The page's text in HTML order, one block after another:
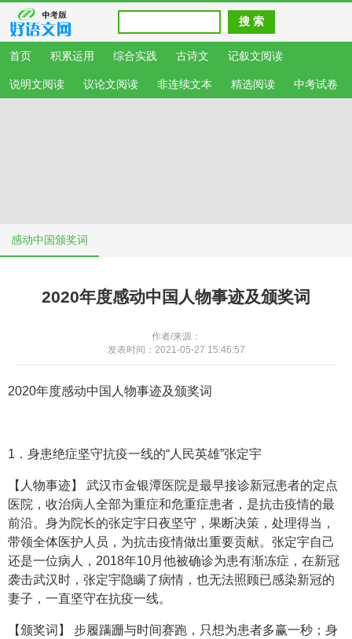
首页 积累运用 综合实践 古诗文 记叙文阅读
说明文阅读 议论文阅读 非连续文本 精选阅读 中考试卷
感动中国颁奖词
2020年度感动中国人物事迹及颁奖词
作者/来源：
发表时间：2021-05-27 15:46:57
2020年度感动中国人物事迹及颁奖词
1．身患绝症坚守抗疫一线的“人民英雄”张定宇
【人物事迹】 武汉市金银潭医院是最早接诊新冠患者的定点
医院，收治病人全部为重症和危重症患者，是抗击疫情的最
前沿。身为院长的张定宇日夜坚守，果断决策，处理得当，
带领全体医护人员，为抗击疫情做出重要贡献。张定宇自己
还是一位病人，2018年10月他被确诊为患有渐冻症，在新冠
袭击武汉时，张定宇隐瞒了病情，也无法照顾已感染新冠的
妻子，一直坚守在抗疫一线。
【颁奖词】 步履蹒跚与时间赛跑，只想为患者多赢一秒；身